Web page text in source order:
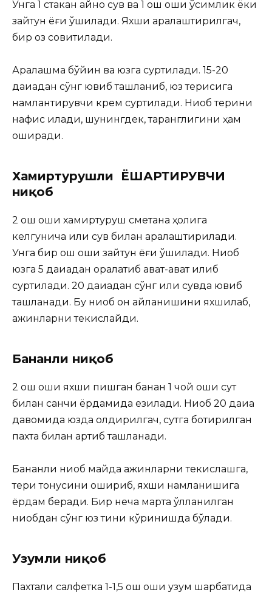
Унга 1 стакан қайноқ сув ва 1 ош қошиқ ўсимлик ёки
зайтун ёғи қўшилади. Яхши аралаштирилгач,
бир оз совитилади.
Аралашма бўйин ва юзга суртилади. 15-20
дақиқадан сўнг ювиб ташланиб, юз терисига
намлантирувчи крем суртилади. Ниқоб терини
нафис қилади, шунингдек, таранглигини ҳам
оширади.
Хамиртурушли ЁШАРТИРУВЧИ
ниқоб
2 ош қошиқ хамиртуруш сметана ҳолига
келгунича илиқ сув билан аралаштирилади.
Унга бир ош қошиқ зайтун ёғи қўшилади. Ниқоб
юзга 5 дақиқадан оралатиб қават-қават қилиб
суртилади. 20 дақиқадан сўнг илиқ сувда ювиб
ташланади. Бу ниқоб қон айланишини яхшилаб,
ажинларни текислайди.
Бананли ниқоб
2 ош қошиқ яхши пишган банан 1 чой қошиқ сут
билан санчқи ёрдамида езилади. Ниқоб 20 дақиқа
давомида юзда қолдирилгач, сутга ботирилган
пахта билан артиб ташланади.
Бананли ниқоб майда ажинларни текислашга,
тери тонусини ошириб, яхши намланишига
ёрдам беради. Бир неча марта қўлланилган
ниқобдан сўнг юз тиниқ кўринишда бўлади.
Узумли ниқоб
Пахтали салфетка 1-1,5 ош қошиқ узум шарбатида